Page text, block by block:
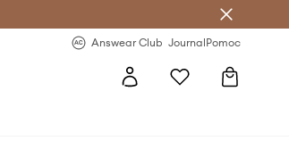
Answear Club JournalPomoc